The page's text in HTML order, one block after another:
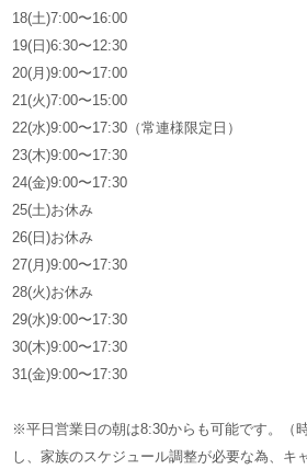
18(土)7:00〜16:00
19(日)6:30〜12:30
20(月)9:00〜17:00
21(火)7:00〜15:00
22(水)9:00〜17:30（常連様限定日）
23(木)9:00〜17:30
24(金)9:00〜17:30
25(土)お休み
26(日)お休み
27(月)9:00〜17:30
28(火)お休み
29(水)9:00〜17:30
30(木)9:00〜17:30
31(金)9:00〜17:30
※平日営業日の朝は8:30からも可能です。（
し、家族のスケジュール調整が必要な為、キ